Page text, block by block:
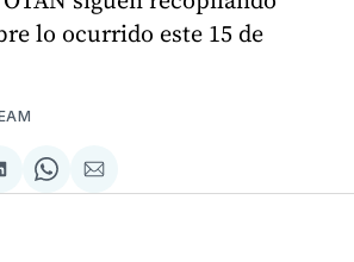
lo ocurrido este 15 de
Share
on
Compartir
via